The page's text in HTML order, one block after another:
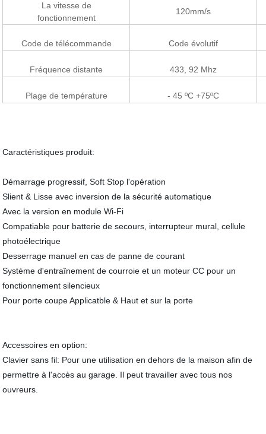
La vitesse de
fonctionnement
120mm/s
Code de télécommande Code évolutif
Fréquence distante 433, 92 Mhz
Plage de température - 45 ºC +75ºC
Caractéristiques produit:
Démarrage progressif, Soft Stop l'opération
Slient & Lisse avec inversion de la sécurité automatique
Avec la version en module Wi-Fi
Compatiable pour batterie de secours, interrupteur mural, cellule
photoélectrique
Desserrage manuel en cas de panne de courant
Système d'entraînement de courroie et un moteur CC pour un
fonctionnement silencieux
Pour porte coupe Applicatble & Haut et sur la porte
Accessoires en option:
Clavier sans fil: Pour une utilisation en dehors de la maison afin de
permettre à l'accès au garage. Il peut travailler avec tous nos
ouvreurs.